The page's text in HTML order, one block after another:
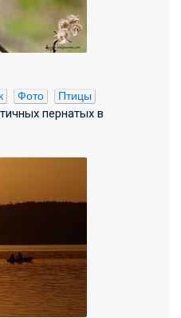
Фото Птицы
пернатых в